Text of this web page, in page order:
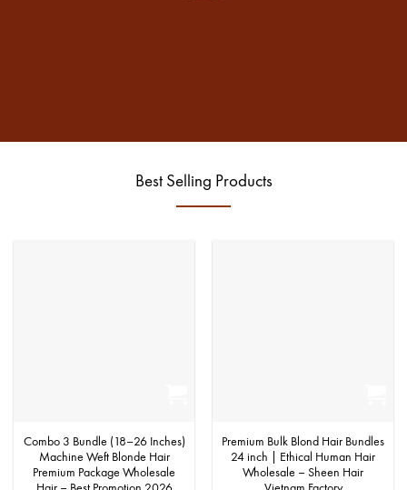
Best Selling Products
Combo 3 Bundle (18–26 Inches)
Machine Weft Blonde Hair
Premium Package Wholesale
Premium Bulk Blond Hair Bundles
24 inch | Ethical Human Hair
Wholesale – Sheen Hair